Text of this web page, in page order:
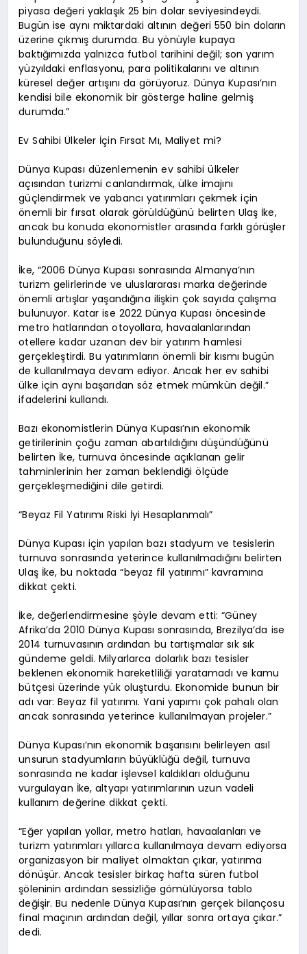
piyasa değeri yaklaşık 25 bin dolar seviyesindeydi.
Bugün ise aynı miktardaki altının değeri 550 bin doların
üzerine çıkmış durumda. Bu yönüyle kupaya
baktığımızda yalnızca futbol tarihini değil; son yarım
yüzyıldaki enflasyonu, para politikalarını ve altının
küresel değer artışını da görüyoruz. Dünya Kupası’nın
kendisi bile ekonomik bir gösterge haline gelmiş
durumda.”
Ev Sahibi Ülkeler İçin Fırsat Mı, Maliyet mi?
Dünya Kupası düzenlemenin ev sahibi ülkeler
açısından turizmi canlandırmak, ülke imajını
güçlendirmek ve yabancı yatırımları çekmek için
önemli bir fırsat olarak görüldüğünü belirten Ulaş İke,
ancak bu konuda ekonomistler arasında farklı görüşler
bulunduğunu söyledi.
İke, “2006 Dünya Kupası sonrasında Almanya’nın
turizm gelirlerinde ve uluslararası marka değerinde
önemli artışlar yaşandığına ilişkin çok sayıda çalışma
bulunuyor. Katar ise 2022 Dünya Kupası öncesinde
metro hatlarından otoyollara, havaalanlarından
otellere kadar uzanan dev bir yatırım hamlesi
gerçekleştirdi. Bu yatırımların önemli bir kısmı bugün
de kullanılmaya devam ediyor. Ancak her ev sahibi
ülke için aynı başarıdan söz etmek mümkün değil.”
ifadelerini kullandı.
Bazı ekonomistlerin Dünya Kupası’nın ekonomik
getirilerinin çoğu zaman abartıldığını düşündüğünü
belirten İke, turnuva öncesinde açıklanan gelir
tahminlerinin her zaman beklendiği ölçüde
gerçekleşmediğini dile getirdi.
“Beyaz Fil Yatırımı Riski İyi Hesaplanmalı”
Dünya Kupası için yapılan bazı stadyum ve tesislerin
turnuva sonrasında yeterince kullanılmadığını belirten
Ulaş İke, bu noktada “beyaz fil yatırımı” kavramına
dikkat çekti.
İke, değerlendirmesine şöyle devam etti: “Güney
Afrika’da 2010 Dünya Kupası sonrasında, Brezilya’da ise
2014 turnuvasının ardından bu tartışmalar sık sık
gündeme geldi. Milyarlarca dolarlık bazı tesisler
beklenen ekonomik hareketliliği yaratamadı ve kamu
bütçesi üzerinde yük oluşturdu. Ekonomide bunun bir
adı var: Beyaz fil yatırımı. Yani yapımı çok pahalı olan
ancak sonrasında yeterince kullanılmayan projeler.”
Dünya Kupası’nın ekonomik başarısını belirleyen asıl
unsurun stadyumların büyüklüğü değil, turnuva
sonrasında ne kadar işlevsel kaldıkları olduğunu
vurgulayan İke, altyapı yatırımlarının uzun vadeli
kullanım değerine dikkat çekti.
“Eğer yapılan yollar, metro hatları, havaalanları ve
turizm yatırımları yıllarca kullanılmaya devam ediyorsa
organizasyon bir maliyet olmaktan çıkar, yatırıma
dönüşür. Ancak tesisler birkaç hafta süren futbol
şöleninin ardından sessizliğe gömülüyorsa tablo
değişir. Bu nedenle Dünya Kupası’nın gerçek bilançosu
final maçının ardından değil, yıllar sonra ortaya çıkar.”
dedi.